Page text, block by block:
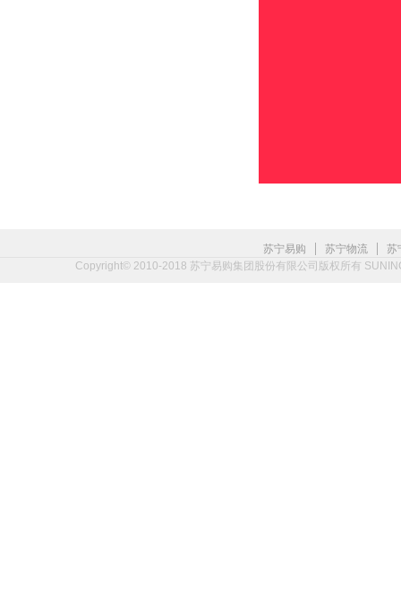
苏宁易购 | 苏宁物流 |
苏
Copyright© 2010-2018 苏宁易购集团股份有限公司版权所有